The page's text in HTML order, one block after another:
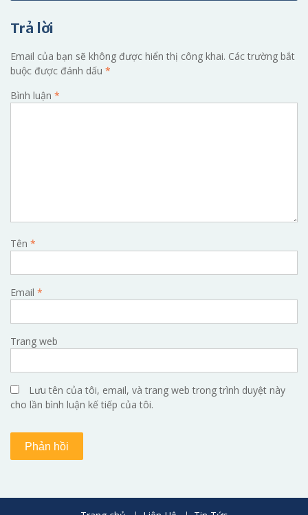
Trả lời
Email của bạn sẽ không được hiển thị công khai. Các trường bắt
buộc được đánh dấu *
Bình luận *
Tên *
Email *
Trang web
Lưu tên của tôi, email, và trang web trong trình duyệt này
cho lần bình luận kế tiếp của tôi.